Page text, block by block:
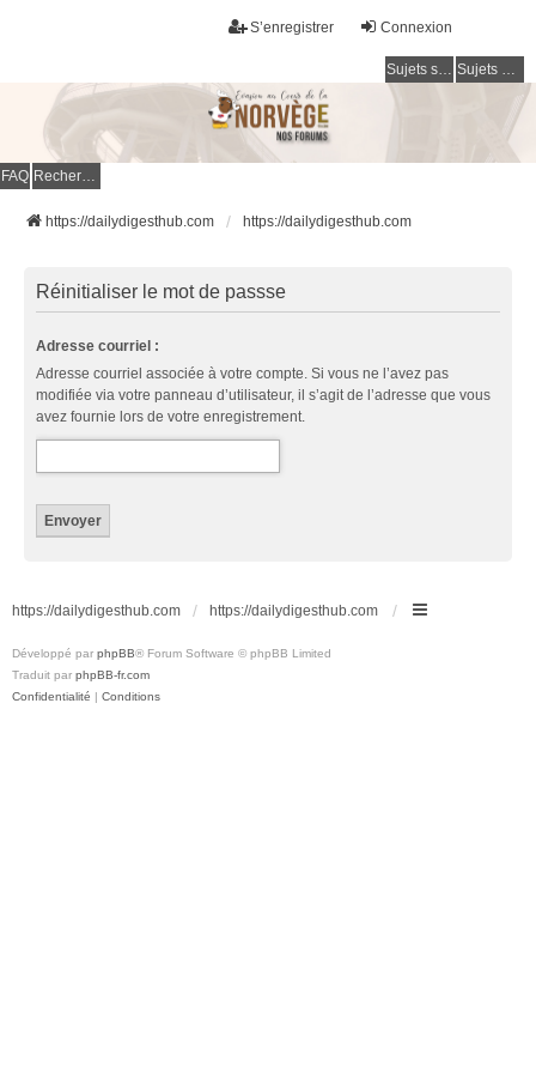
Connexion
S’enregistrer
Sujets sans réponse Sujets actifs
FAQ Rechercher
https://dailydigesthub.com https://dailydigesthub.com
Réinitialiser le mot de passse
Adresse courriel :
Adresse courriel associée à votre compte. Si vous ne l’avez pas
modifiée via votre panneau d’utilisateur, il s’agit de l’adresse que vous
avez fournie lors de votre enregistrement.
https://dailydigesthub.com https://dailydigesthub.com
Développé par phpBB® Forum Software © phpBB Limited
Traduit par phpBB-fr.com
Confidentialité | Conditions